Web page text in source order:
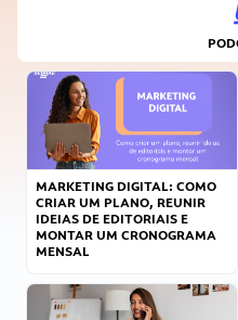
MARKETING DIGITAL: COMO
CRIAR UM PLANO, REUNIR
IDEIAS DE EDITORIAIS E
MONTAR UM CRONOGRAMA
MENSAL